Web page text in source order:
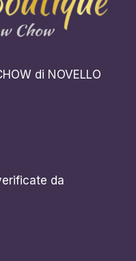
di NOVELLO
da